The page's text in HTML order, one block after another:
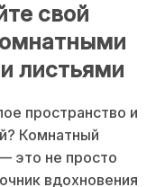
свой
листьями
пространство и
Комнатный
это не просто
вдохновения